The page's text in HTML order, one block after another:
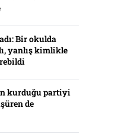
Bir okulda
yanlış kimlikle
kurduğu partiyi
de